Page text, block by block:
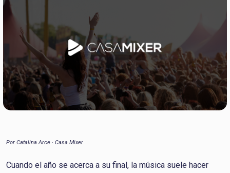
Por Catalina Arce · Casa Mixer
Cuando el año se acerca a su final, la música suele hacer